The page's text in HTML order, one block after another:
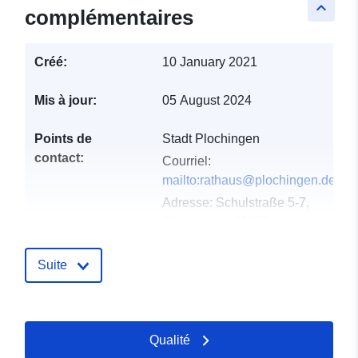
keyboard_arrow_up
complémentaires
Créé: 10 January 2021
Mis à jour: 05 August 2024
Points de
contact:
Stadt Plochingen
Courriel:
mailto:rathaus@plochingen.de
Adresse: Schulstraße 5-7,
Compte rendu du
Ajoutée à data.europa.eu: 21
February 2026
Suite
Qualité